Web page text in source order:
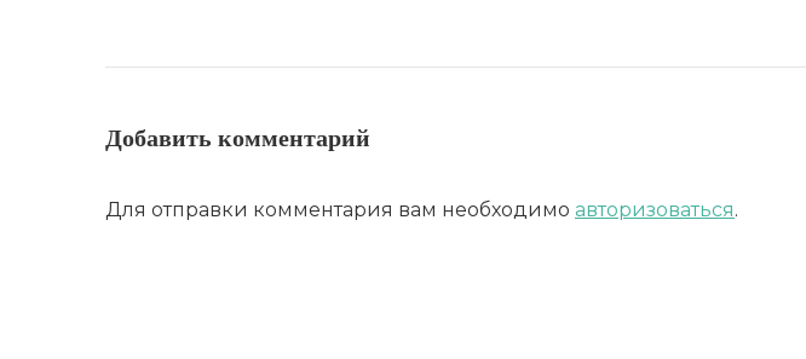
Добавить комментарий
Для отправки комментария вам необходимо авторизоваться.